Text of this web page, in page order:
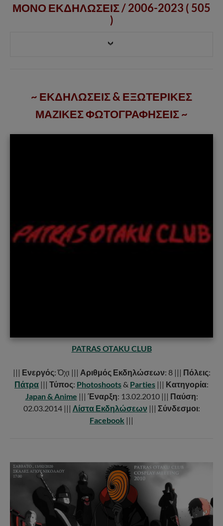
ΜΟΝΟ ΕΚΔΗΛΩΣΕΙΣ / 2006-2023 ( 505
)
~ ΕΚΔΗΛΩΣΕΙΣ & ΕΞΩΤΕΡΙΚΕΣ
ΜΑΖΙΚΕΣ ΦΩΤΟΓΡΑΦΗΣΕΙΣ ~
PATRAS OTAKU CLUB
||| Ενεργός: Όχι ||| Αριθμός Εκδηλώσεων: 8 ||| Πόλεις:
Πάτρα ||| Τύπος: Photoshoots& Parties ||| Κατηγορία:
Japan & Anime ||| Έναρξη: 13.02.2010 ||| Παύση:
02.03.2014 ||| Λίστα Εκδηλώσεων ||| Σύνδεσμοι:
Facebook |||